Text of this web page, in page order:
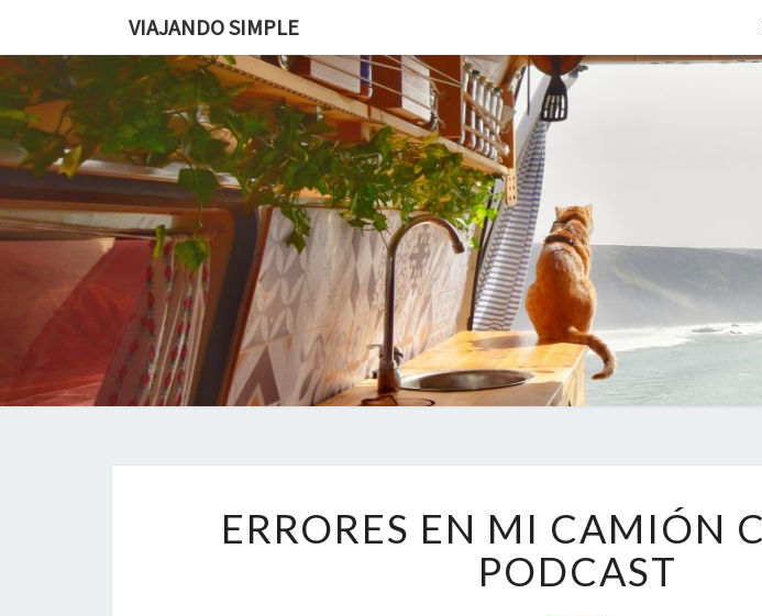
VIAJANDO SIMPLE
EN
MI
CAMIÓN
ERRORES EN MI CAMIÓN
PODCAST